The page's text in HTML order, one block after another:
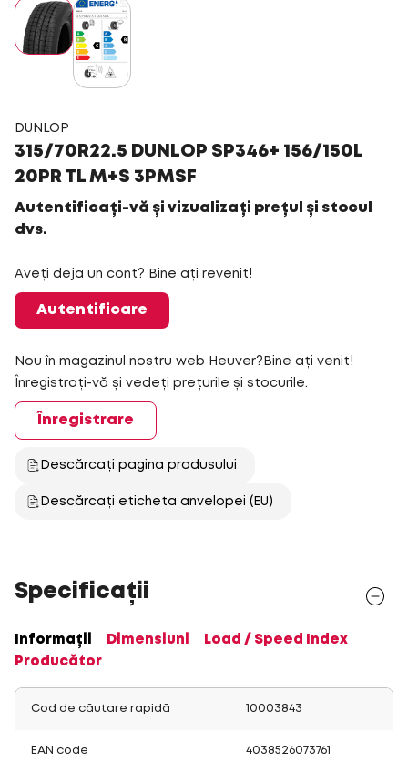
DUNLOP
315/70R22.5 DUNLOP SP346+ 156/150L
20PR TL M+S 3PMSF
Autentificați-vă și vizualizați prețul și stocul
dvs.
Aveți deja un cont? Bine ați revenit!
Autentificare
Nou în magazinul nostru web Heuver?Bine ați venit!
Înregistrați-vă și vedeți prețurile și stocurile.
Înregistrare
Descărcați pagina produsului
Descărcați eticheta anvelopei (EU)
Specificații
Informații Dimensiuni
Load / Speed Index
Producător
Cod de căutare rapidă 10003843
EAN code 4038526073761